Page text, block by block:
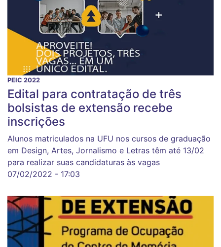
PEIC 2022
Edital para contratação de três
bolsistas de extensão recebe
inscrições
Alunos matriculados na UFU nos cursos de graduação
em Design, Artes, Jornalismo e Letras têm até 13/02
para realizar suas candidaturas às vagas
07/02/2022 - 17:03